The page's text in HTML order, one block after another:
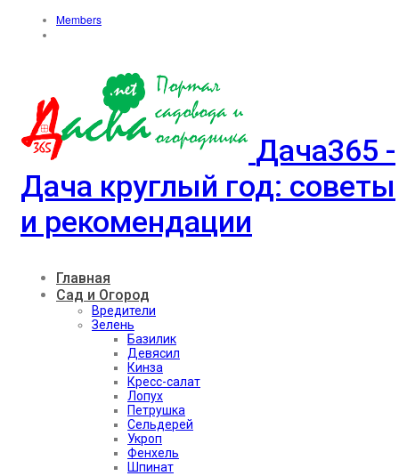
Members
Дача365 -
Дача круглый год: советы
и рекомендации
Главная
Сад и Огород
Вредители
Зелень
Базилик
Девясил
Кинза
Кресс-салат
Лопух
Петрушка
Сельдерей
Укроп
Фенхель
Шпинат